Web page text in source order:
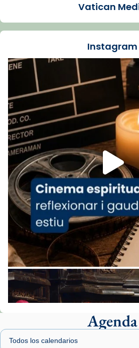
Santes de Mataró.
🔗tinyurl.com/cvu5jmbk
Foto
View on Facebook Share
Arquebisbat de
de Barcelona.
1 week ago
Aquest dilluns, 27 de juliol,
missa d’acció de gràcies
comitè organitzador de la
del Sant Pare Lleó XIV a
col·laboradors, a la
L’arquebisbe de Barcelona,
Josep Omella, ha presidit la
concelebrat el bisbe
Mons. David Abadías.
📸 Dr. G. Simón
Foto
View on Facebook Share
Arquebisbat de
1 week ago
Vatican
Instagram
Agenda